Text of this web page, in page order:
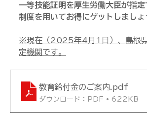
一等技能証明を厚生労働大臣が指
制度を用いてお得にゲットしましょ
※現在（2025年4月1日）、島根
定機関です。
教育給付金のご案内.pdf
ダウンロード：PDF • 622KB